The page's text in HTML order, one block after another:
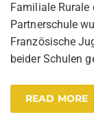
Familiale Rurale
Partnerschule
Französische
beider Schulen
READ MORE